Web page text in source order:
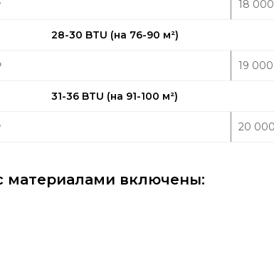
18
28-30 BTU (на 76-90 м²)
19
31-36 BTU (на 91-100 м²)
20
материалами включены: